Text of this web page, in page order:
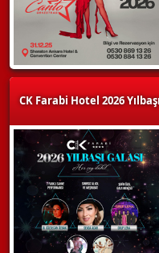
CK Farabi Hotel 2026